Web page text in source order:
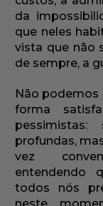
da
que neles
vista que não
de sempre, a
Não podemos
forma
profundas,
vez
entendendo
todos nós